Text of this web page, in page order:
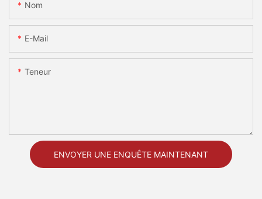
Nom
E-Mail
Teneur
ENVOYER UNE ENQUÊTE MAINTENANT